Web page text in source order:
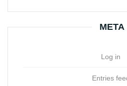
META
Log in
Entries